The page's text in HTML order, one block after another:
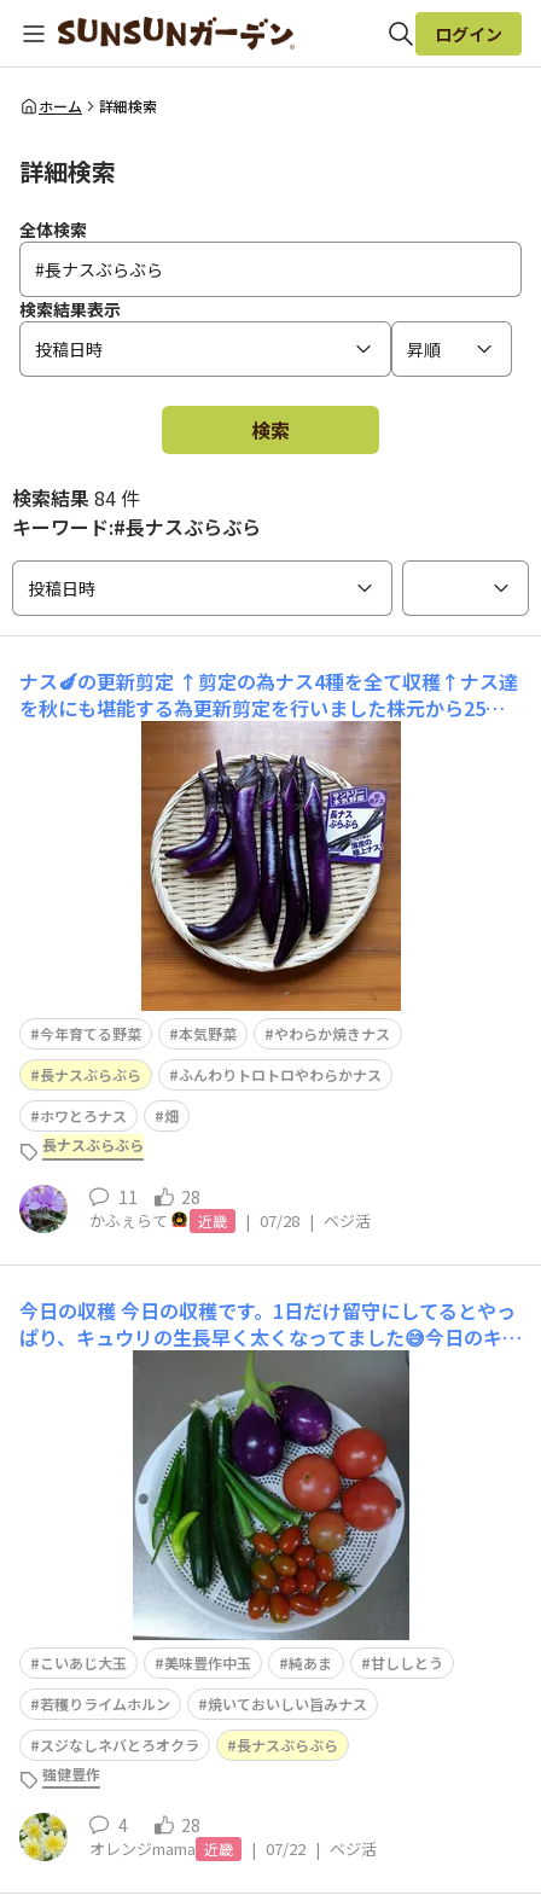
全体検索
ログイン
ホーム 詳細検索
詳細検索
全体検索
検索結果表示
投稿日時
昇順
検索
検索結果84 件
キーワード:#長ナスぶらぶら
投稿日時
ナス🍆の更新剪定 ↑剪定の為ナス4種を全て収穫↑ナス達
を秋にも堪能する為更新剪定を行いました株元から25㎝
の所を剣先スコップ🪏で穴を開け根切りしましたそこに肥
料を入れ水をあげましたしばらくナスは食べれませんが秋
茄子を楽しみに待ちたいと思います♪
今年育てる野菜 本気野菜
やわらか焼きナス
長ナスぶらぶら
ふんわりトロトロやわらかナス
ホワとろナス
畑
長ナスぶらぶら
11 28
かふぇらて 近畿 | 07/28 | ベジ活
今日の収穫今日の収穫です。1日だけ留守にしてるとやっ
ぱり、キュウリの生長早く太くなってました😅今日のキュ
ウリは強健豊作1本と盛夏豊作１本です。🥒強健豊作は6月
2日の初収穫から数えると30本目となりました。👏去年も
強健豊作豊作育てたけれど、去年は23本で終了してるの
で今年は名前の通り大豊作で嬉しいです😍盛夏豊作
こいあじ大玉 美味豊作中玉 純あま
甘ししとう
若穫りライムホルン
焼いておいしい旨みナス
スジなしネバとろオクラ
長ナスぶらぶら
強健豊作
4 28
オレンジmama 近畿 | 07/22 | ベジ活